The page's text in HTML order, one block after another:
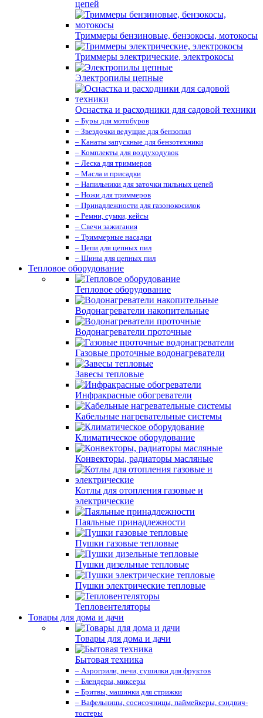
цепей
Триммеры бензиновые, бензокосы, мотокосы
Триммеры электрические, электрокосы
Электропилы цепные
Оснастка и расходники для садовой техники
– Буры для мотобуров
– Звездочки ведущие для бензопил
– Канаты запускные для бензотехники
– Комплекты для воздуходувок
– Леска для триммеров
– Масла и присадки
– Напильники для заточки пильных цепей
– Ножи для триммеров
– Принадлежности для газонокосилок
– Ремни, сумки, кейсы
– Свечи зажигания
– Триммерные насадки
– Цепи для цепных пил
– Шины для цепных пил
Тепловое оборудование
Тепловое оборудование
Водонагреватели накопительные
Водонагреватели проточные
Газовые проточные водонагреватели
Завесы тепловые
Инфракрасные обогреватели
Кабельные нагревательные системы
Климатическое оборудование
Конвекторы, радиаторы масляные
Котлы для отопления газовые и
электрические
Паяльные принадлежности
Пушки газовые тепловые
Пушки дизельные тепловые
Пушки электрические тепловые
Тепловентеляторы
Товары для дома и дачи
Товары для дома и дачи
Бытовая техника
– Аэрогрили, печи, сушилки для фруктов
– Блендеры, миксеры
– Бритвы, машинки для стрижки
– Вафельницы, сосисочницы, паймейкеры, сэндвич-
тостеры